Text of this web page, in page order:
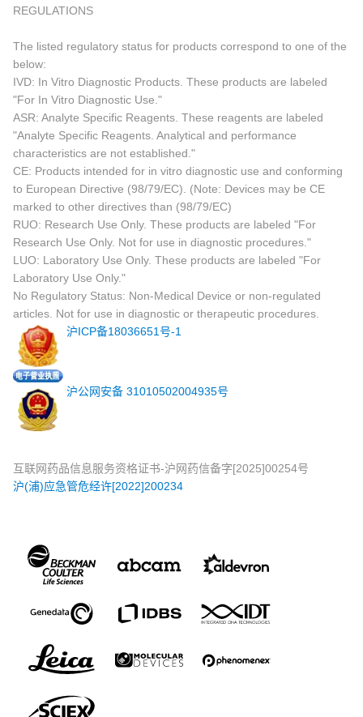
REGULATIONS
The listed regulatory status for products correspond to one of the
below:
IVD: In Vitro Diagnostic Products. These products are labeled
"For In Vitro Diagnostic Use."
ASR: Analyte Specific Reagents. These reagents are labeled
"Analyte Specific Reagents. Analytical and performance
characteristics are not established."
CE: Products intended for in vitro diagnostic use and conforming
to European Directive (98/79/EC). (Note: Devices may be CE
marked to other directives than (98/79/EC)
RUO: Research Use Only. These products are labeled "For
Research Use Only. Not for use in diagnostic procedures."
LUO: Laboratory Use Only. These products are labeled "For
Laboratory Use Only."
No Regulatory Status: Non-Medical Device or non-regulated
articles. Not for use in diagnostic or therapeutic procedures.
沪ICP备18036651号-1
沪公网安备 31010502004935号
互联网药品信息服务资格证书-沪网药信备字[2025]00254号
沪(浦)应急管危经许[2022]200234